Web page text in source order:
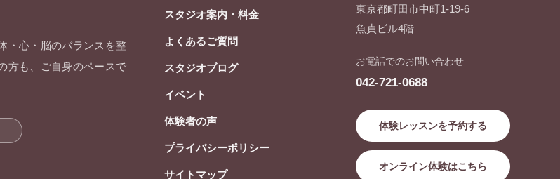
・心・脳のバランスを整
方も、ご自身のペースで
スタジオ案内・料金
よくあるご質問
スタジオブログ
イベント
体験者の声
プライバシーポリシー
サイトマップ
東京都町田市中町1-19-6
魚貞ビル4階
お電話でのお問い合わせ
042-721-0688
体験レッスンを予約する
オンライン体験はこちら